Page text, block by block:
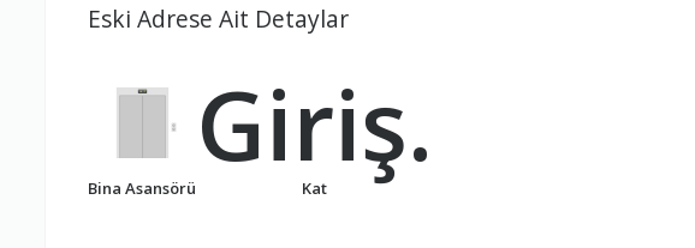
Eski Adrese Ait Detaylar
Bina Asansörü
Giriş.
Kat